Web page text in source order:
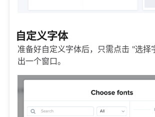
自定义字体
准备好自定义字体后，只需点击 "选择
出一个窗口。